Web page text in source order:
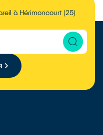
à Hérimoncourt (25)